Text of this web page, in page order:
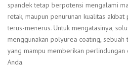
spandek tetap berpotensi mengalami
retak, maupun penurunan kualitas akibat
terus-menerus. Untuk mengatasinya,
menggunakan polyurea coating,
yang mampu memberikan
Anda.